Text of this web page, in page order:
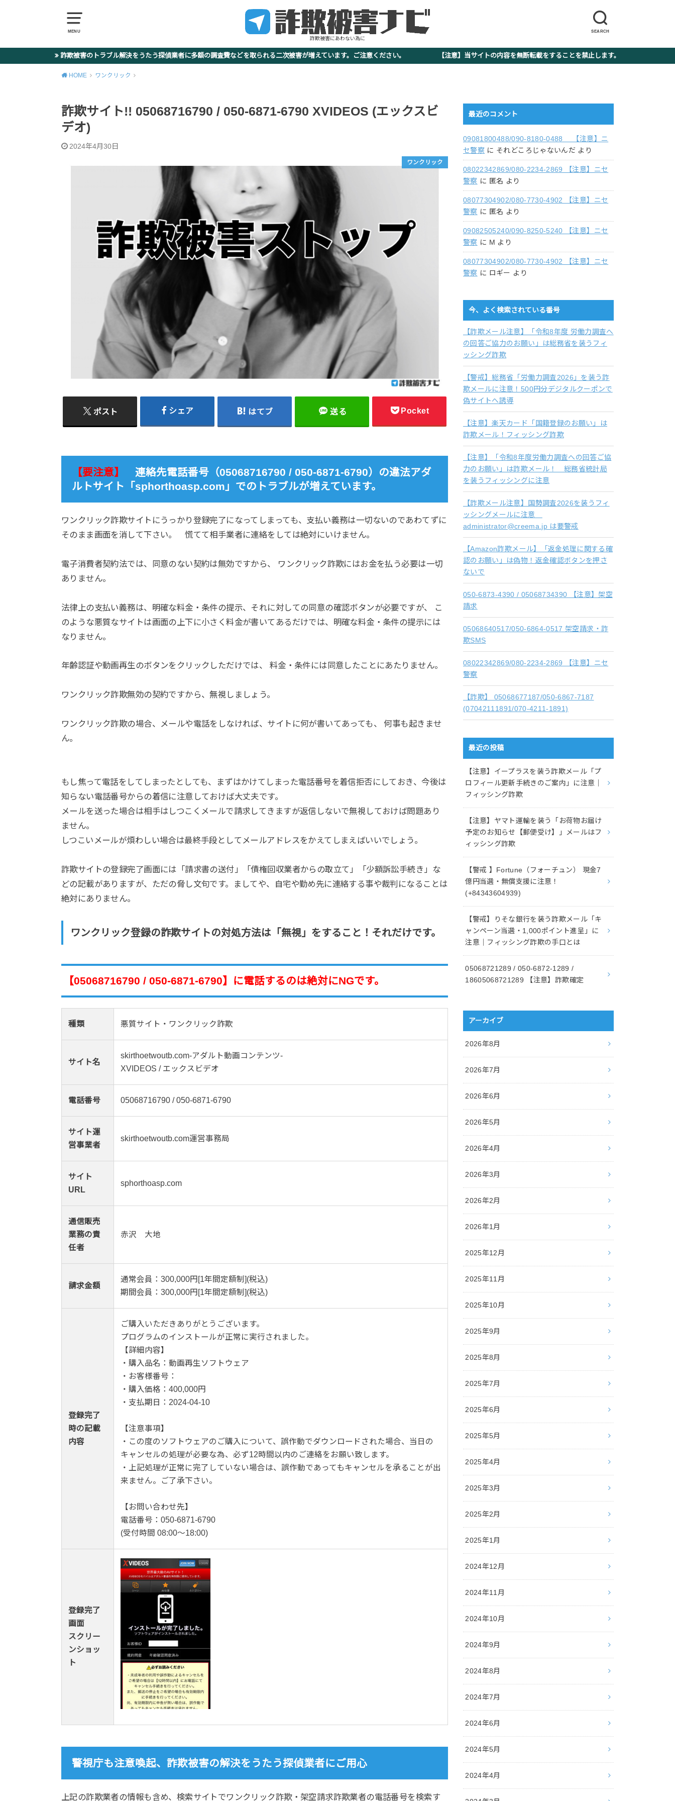
MENU SEARCH
詐欺被害にあわない為に
詐欺被害のトラブル解決をうたう探偵業者に多額の調査費などを取られる二次被害が増えています。ご注意ください。 【注意】当サイトの内容を無断転載をすることを禁止します。
HOME ワンクリック
詐欺サイト!! 05068716790 / 050-6871-6790 XVIDEOS (エックスビ
デオ)
2024年4月30日
ワンクリック
ポスト シェア はてブ 送る Pocket
【要注意】
連絡先電話番号（05068716790 / 050-6871-6790）の違法アダ
ルトサイト「sphorthoasp.com」でのトラブルが増えています。
ワンクリック詐欺サイトにうっかり登録完了になってしまっても、支払い義務は一切ないのであわてずに
そのまま画面を消して下さい。 慌てて相手業者に連絡をしては絶対にいけません。
電子消費者契約法では、同意のない契約は無効ですから、 ワンクリック詐欺にはお金を払う必要は一切
ありません。
法律上の支払い義務は、明確な料金・条件の提示、それに対しての同意の確認ボタンが必要ですが、 こ
のような悪質なサイトは画面の上下に小さく料金が書いてあるだけでは、明確な料金・条件の提示には
なりません。
年齢認証や動画再生のボタンをクリックしただけでは、 料金・条件には同意したことにあたりません。
ワンクリック詐欺無効の契約ですから、無視しましょう。
ワンクリック詐欺の場合、メールや電話をしなければ、サイトに何が書いてあっても、 何事も起きませ
ん。
もし焦って電話をしてしまったとしても、まずはかけてしまった電話番号を着信拒否にしておき、今後は
知らない電話番号からの着信に注意しておけば大丈夫です。
メールを送った場合は相手はしつこくメールで請求してきますが返信しないで無視しておけば問題あり
ません。
しつこいメールが煩わしい場合は最終手段としてメールアドレスをかえてしまえばいいでしょう。
詐欺サイトの登録完了画面には「請求書の送付」「債権回収業者からの取立て」「少額訴訟手続き」な
どの記載がありますが、ただの脅し文句です。ましてや、自宅や勤め先に連絡する事や裁判になることは
絶対にありません。
ワンクリック登録の詐欺サイトの対処方法は「無視」をすること！それだけです。
【05068716790 / 050-6871-6790】に電話するのは絶対にNGです。
種類 悪質サイト・ワンクリック詐欺
サイト名
skirthoetwoutb.com-アダルト動画コンテンツ-
XVIDEOS / エックスビデオ
電話番号 05068716790 / 050-6871-6790
サイト運
営事業者
skirthoetwoutb.com運営事務局
サイト
URL
sphorthoasp.com
通信販売
業務の責
任者
赤沢 大地
請求金額
通常会員：300,000円[1年間定額制](税込)
期間会員：300,000円[1年間定額制](税込)
登録完了
時の記載
内容
ご購入いただきありがとうございます。
プログラムのインストールが正常に実行されました。
【詳細内容】
・購入品名：動画再生ソフトウェア
・お客様番号：
・購入価格：400,000円
・支払期日：2024-04-10
【注意事項】
・この度のソフトウェアのご購入について、誤作動でダウンロードされた場合、当日の
キャンセルの処理が必要な為、必ず12時間以内のご連絡をお願い致します。
・上記処理が正常に完了していない場合は、誤作動であってもキャンセルを承ることが出
来ません。ご了承下さい。
【お問い合わせ先】
電話番号：050-6871-6790
(受付時間 08:00～18:00)
登録完了
画面
スクリー
ンショッ
ト
警視庁も注意喚起、詐欺被害の解決をうたう探偵業者にご用心
上記の詐欺業者の情報も含め、検索サイトでワンクリック詐欺・架空請求詐欺業者の電話番号を検索す
最近のコメント
09081800488/090-8180-0488 【注意】ニ
セ警察 に それどころじゃないんだ より
08022342869/080-2234-2869 【注意】ニセ
警察 に 匿名 より
08077304902/080-7730-4902 【注意】ニセ
警察 に 匿名 より
09082505240/090-8250-5240 【注意】ニセ
警察 に M より
08077304902/080-7730-4902 【注意】ニセ
警察 に ロギー より
今、よく検索されている番号
【詐欺メール注意】「令和8年度 労働力調査へ
の回答ご協力のお願い」は総務省を装うフィ
ッシング詐欺
【警戒】総務省「労働力調査2026」を装う詐
欺メールに注意！500円分デジタルクーポンで
偽サイトへ誘導
【注意】楽天カード「国籍登録のお願い」は
詐欺メール！フィッシング詐欺
【注意】「令和8年度労働力調査への回答ご協
力のお願い」は詐欺メール！ 総務省統計局
を装うフィッシングに注意
【詐欺メール注意】国勢調査2026を装うフィ
ッシングメールに注意
administrator@creema.jp は要警戒
【Amazon詐欺メール】「返金処理に関する確
認のお願い」は偽物！返金確認ボタンを押さ
ないで
050-6873-4390 / 05068734390 【注意】架空
請求
05068640517/050-6864-0517 架空請求・詐
欺SMS
08022342869/080-2234-2869 【注意】ニセ
警察
【詐欺】 05068677187/050-6867-7187
(07042111891/070-4211-1891)
最近の投稿
【注意】イープラスを装う詐欺メール「プ
ロフィール更新手続きのご案内」に注意｜
フィッシング詐欺
【注意】ヤマト運輸を装う「お荷物お届け
予定のお知らせ【郵便受け】」メールはフ
ィッシング詐欺
【警戒 】Fortune（フォーチュン） 現金7
億円当選・無償支援に注意！
(+84343604939)
【警戒】りそな銀行を装う詐欺メール「キ
ャンペーン当選・1,000ポイント進呈」に
注意｜フィッシング詐欺の手口とは
05068721289 / 050-6872-1289 /
18605068721289 【注意】詐欺確定
アーカイブ
2026年8月
2026年7月
2026年6月
2026年5月
2026年4月
2026年3月
2026年2月
2026年1月
2025年12月
2025年11月
2025年10月
2025年9月
2025年8月
2025年7月
2025年6月
2025年5月
2025年4月
2025年3月
2025年2月
2025年1月
2024年12月
2024年11月
2024年10月
2024年9月
2024年8月
2024年7月
2024年6月
2024年5月
2024年4月